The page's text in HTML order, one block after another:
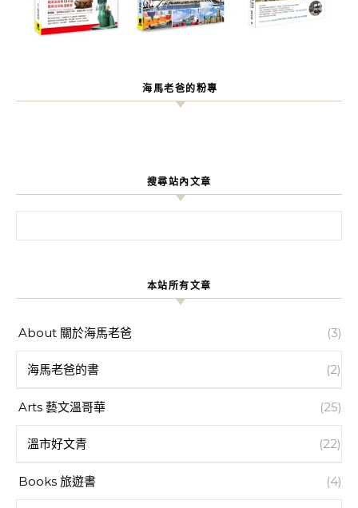
海馬老爸的粉專
搜尋站內文章
本站所有文章
About 關於海馬老爸 (3)
海馬老爸的書 (2)
Arts 藝文溫哥華 (25)
溫市好文青 (22)
Books 旅遊書 (4)